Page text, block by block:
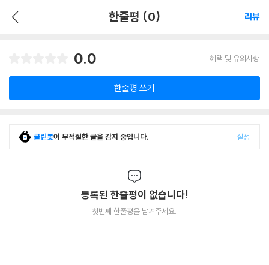
한줄평 (0) 리뷰
0.0 혜택 및 유의사항
한줄평 쓰기
클린봇이 부적절한 글을 감지 중입니다. 설정
등록된 한줄평이 없습니다!
첫번째 한줄평을 남겨주세요.